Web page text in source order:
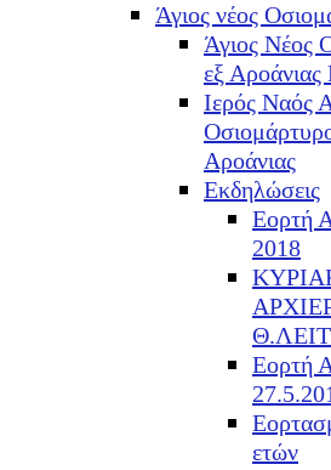
Άγιος νέος
Άγιος Νέος
εξ
Ιερός Ναός
Αροάνιας
Εκδηλώσεις
Εορτή
2018
Εορτή
ετών